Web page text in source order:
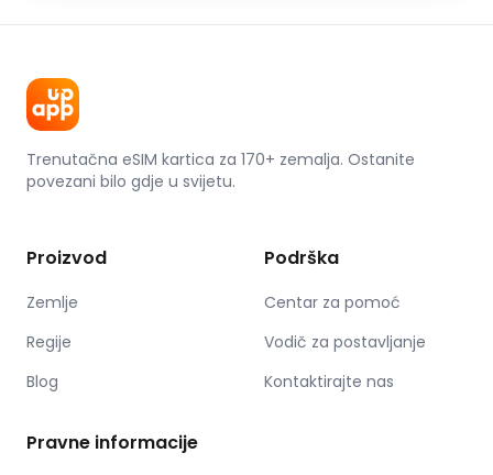
Trenutačna eSIM kartica za 170+ zemalja. Ostanite
povezani bilo gdje u svijetu.
Proizvod
Zemlje
Regije
Blog
Podrška
Centar za pomoć
Vodič za postavljanje
Kontaktirajte nas
Pravne informacije